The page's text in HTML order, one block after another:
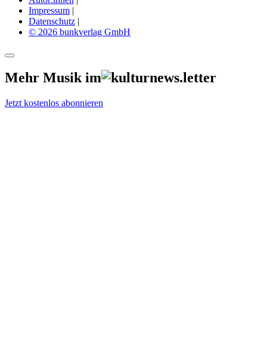
Impressum |
Datenschutz |
© 2026 bunkverlag GmbH
Mehr Musik im
Jetzt kostenlos abonnieren